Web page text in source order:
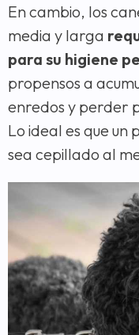
En cambio, los
media y larga
para su higiene
propensos a
enredos y perder
Lo ideal es que
sea cepillado al